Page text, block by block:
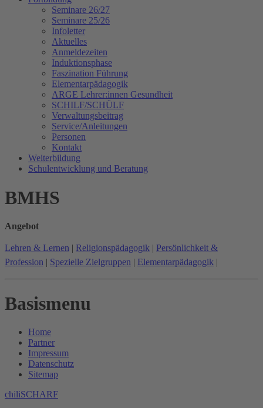
Seminare 26/27
Seminare 25/26
Infoletter
Aktuelles
Anmeldezeiten
Induktionsphase
Faszination Führung
Elementarpädagogik
ARGE Lehrer:innen Gesundheit
SCHILF/SCHÜLF
Verwaltungsbeitrag
Service/Anleitungen
Personen
Kontakt
Weiterbildung
Schulentwicklung und Beratung
BMHS
Angebot
Lehren & Lernen | Religionspädagogik | Persönlichkeit &
Profession | Spezielle Zielgruppen | Elementarpädagogik |
Basismenu
Home
Partner
Impressum
Datenschutz
Sitemap
chiliSCHARF